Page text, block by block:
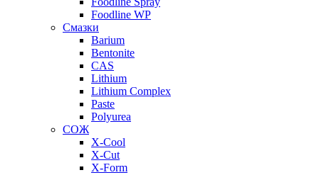
Foodline WP
Смазки
Barium
Bentonite
CAS
Lithium
Lithium Complex
Paste
Polyurea
СОЖ
X-Cool
X-Cut
X-Form